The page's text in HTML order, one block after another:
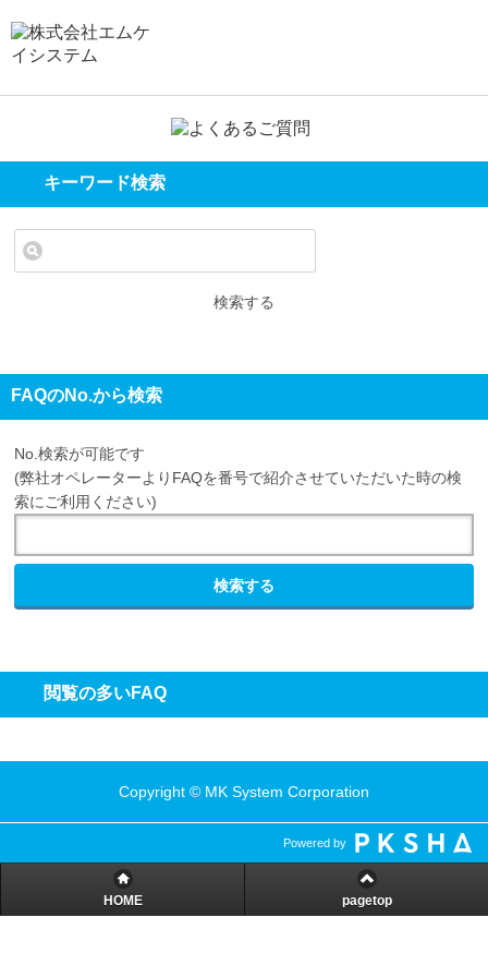
キーワード検索
検索する
FAQのNo.から検索
No.検索が可能です
(弊社オペレーターよりFAQを番号で紹介させていただいた時の検
索にご利用ください)
検索する
閲覧の多いFAQ
Copyright MK System Corporation
Powered by
HOME pagetop